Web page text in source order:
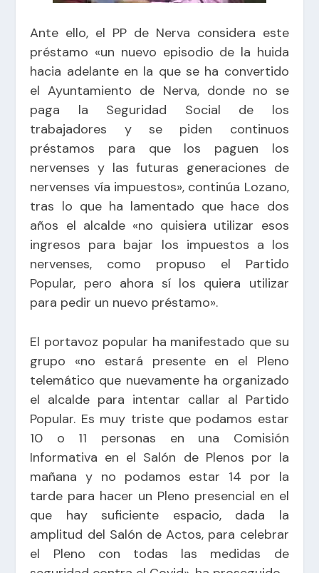
Ante ello, el PP de Nerva considera este
préstamo «un nuevo episodio de la huida
hacia adelante en la que se ha convertido
el Ayuntamiento de Nerva, donde no se
paga la Seguridad Social de los
trabajadores y se piden continuos
préstamos para que los paguen los
nervenses y las futuras generaciones de
nervenses vía impuestos», continúa Lozano,
tras lo que ha lamentado que hace dos
años el alcalde «no quisiera utilizar esos
ingresos para bajar los impuestos a los
nervenses, como propuso el Partido
Popular, pero ahora sí los quiera utilizar
para pedir un nuevo préstamo».
El portavoz popular ha manifestado que su
grupo «no estará presente en el Pleno
telemático que nuevamente ha organizado
el alcalde para intentar callar al Partido
Popular. Es muy triste que podamos estar
10 o 11 personas en una Comisión
Informativa en el Salón de Plenos por la
mañana y no podamos estar 14 por la
tarde para hacer un Pleno presencial en el
que hay suficiente espacio, dada la
amplitud del Salón de Actos, para celebrar
el Pleno con todas las medidas de